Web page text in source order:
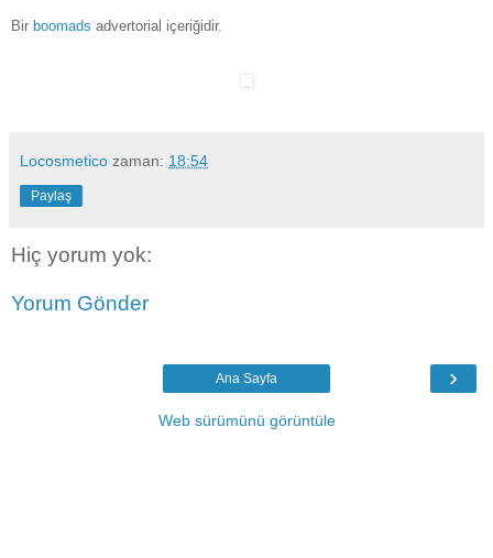
Bir boomads advertorial içeriğidir.
Locosmetico zaman: 18:54
Paylaş
Hiç yorum yok:
Yorum Gönder
›
Ana Sayfa
Web sürümünü görüntüle